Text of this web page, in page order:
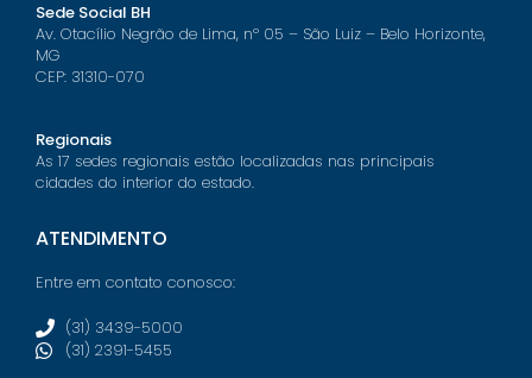
Sede Social BH
Av. Otacílio Negrão de Lima, nº 05 – São Luiz – Belo Horizonte,
MG
CEP: 31310-070
Regionais
As 17 sedes regionais estão localizadas nas principais
cidades do interior do estado.
ATENDIMENTO
Entre em contato conosco:
(31) 3439-5000
(31) 2391-5455